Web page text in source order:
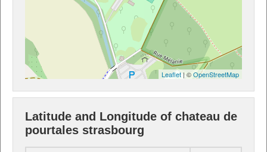
Leaflet| ©OpenStreetMap
Latitude and Longitude of chateau de
pourtales strasbourg